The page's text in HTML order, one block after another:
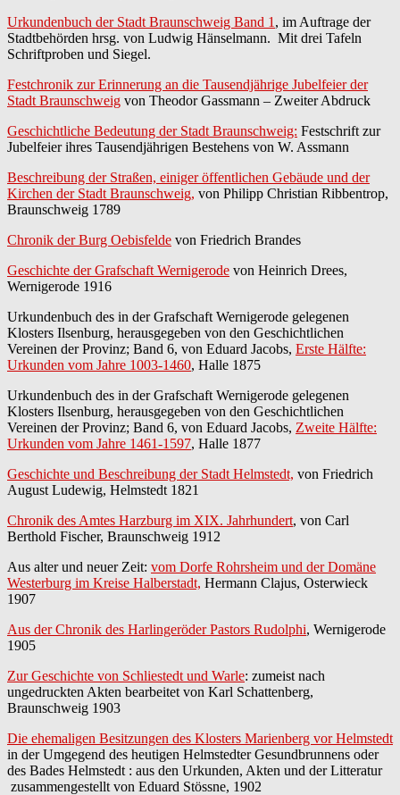
Urkundenbuch der Stadt Braunschweig Band 1 , im Auftrage der
Stadtbehörden hrsg. von Ludwig Hänselmann. Mit drei Tafeln
Schriftproben und Siegel.
Festchronik zur Erinnerung an die Tausendjährige Jubelfeier der
Stadt Braunschweig von Theodor Gassmann – Zweiter Abdruck
Geschichtliche Bedeutung der Stadt Braunschweig: Festschrift zur
Jubelfeier ihres Tausendjährigen Bestehens von W. Assmann
Beschreibung der Straßen, einiger öffentlichen Gebäude und der
Kirchen der Stadt Braunschweig, von Philipp Christian Ribbentrop,
Braunschweig 1789
Chronik der Burg Oebisfelde von Friedrich Brandes
Geschichte der Grafschaft Wernigerode von Heinrich Drees,
Wernigerode 1916
Urkundenbuch des in der Grafschaft Wernigerode gelegenen
Klosters Ilsenburg, herausgegeben von den Geschichtlichen
Vereinen der Provinz; Band 6, von Eduard Jacobs, Erste Hälfte:
Urkunden vom Jahre 1003-1460, Halle 1875
Urkundenbuch des in der Grafschaft Wernigerode gelegenen
Klosters Ilsenburg, herausgegeben von den Geschichtlichen
Vereinen der Provinz; Band 6, von Eduard Jacobs, Zweite Hälfte:
Urkunden vom Jahre 1461-1597, Halle 1877
Geschichte und Beschreibung der Stadt Helmstedt, von Friedrich
August Ludewig, Helmstedt 1821
Chronik des Amtes Harzburg im XIX. Jahrhundert, von Carl
Berthold Fischer, Braunschweig 1912
Aus alter und neuer Zeit: vom Dorfe Rohrsheim und der Domäne
Westerburg im Kreise Halberstadt, Hermann Clajus, Osterwieck
1907
Aus der Chronik des Harlingeröder Pastors Rudolphi, Wernigerode
1905
Zur Geschichte von Schliestedt und Warle: zumeist nach
ungedruckten Akten bearbeitet von Karl Schattenberg,
Braunschweig 1903
Die ehemaligen Besitzungen des Klosters Marienberg vor Helmstedt
in der Umgegend des heutigen Helmstedter Gesundbrunnens oder
des Bades Helmstedt : aus den Urkunden, Akten und der Litteratur
zusammengestellt von Eduard Stössne, 1902